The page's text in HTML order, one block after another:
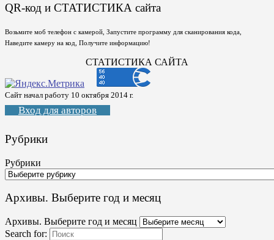
QR-код и СТАТИСТИКА сайта
Возьмите моб телефон с камерой, Запустите программу для сканирования кода,
Наведите камеру на код, Получите информацию!
СТАТИСТИКА САЙТА
Сайт начал работу 10 октября 2014 г.
Вход для авторов
Рубрики
Рубрики
Архивы. Выберите год и месяц
Архивы. Выберите год и месяц
Search for: